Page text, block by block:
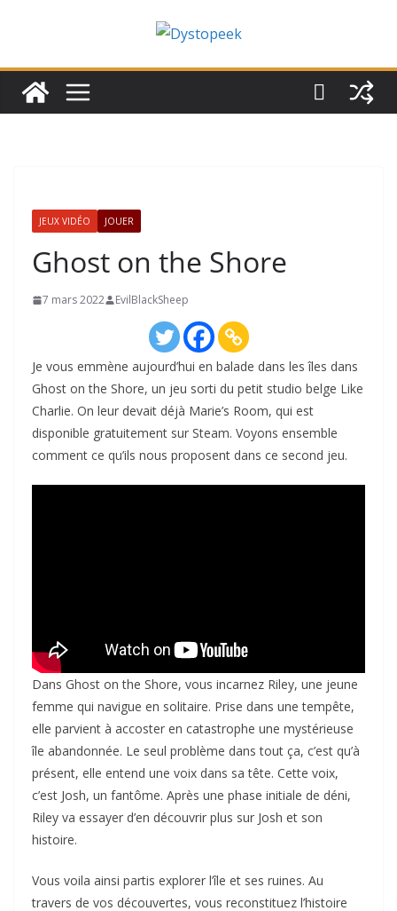
JEUX VIDÉO JOUER
Ghost on the Shore
7 mars 2022 EvilBlackSheep
Je vous emmène aujourd’hui en balade dans les îles dans
Ghost on the Shore, un jeu sorti du petit studio belge Like
Charlie. On leur devait déjà Marie’s Room, qui est
disponible gratuitement sur Steam. Voyons ensemble
comment ce qu’ils nous proposent dans ce second jeu.
Dans Ghost on the Shore, vous incarnez Riley, une jeune
femme qui navigue en solitaire. Prise dans une tempête,
elle parvient à accoster en catastrophe une mystérieuse
île abandonnée. Le seul problème dans tout ça, c’est qu’à
présent, elle entend une voix dans sa tête. Cette voix,
c’est Josh, un fantôme. Après une phase initiale de déni,
Riley va essayer d’en découvrir plus sur Josh et son
histoire.
Vous voila ainsi partis explorer l’île et ses ruines. Au
travers de vos découvertes, vous reconstituez l’histoire